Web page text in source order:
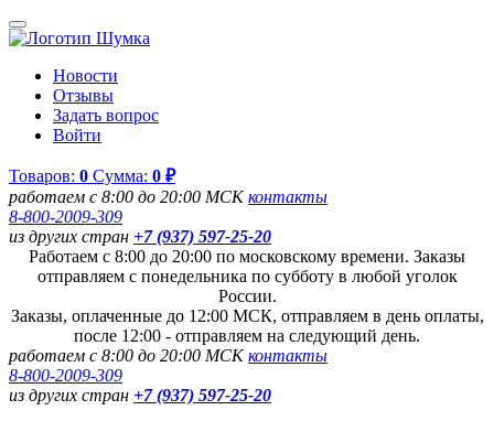
Новости
Отзывы
Задать вопрос
Войти
Товаров: 0 Сумма: 0 ₽
работаем с 8:00 до 20:00 МСКконтакты
8-800-2009-309
из других стран +7 (937) 597-25-20
Работаем с 8:00 до 20:00 по московскому времени. Заказы
отправляем с понедельника по субботу в любой уголок
России.
Заказы, оплаченные до 12:00 МСК, отправляем в день оплаты,
после 12:00 - отправляем на следующий день.
работаем с 8:00 до 20:00 МСКконтакты
8-800-2009-309
из других стран +7 (937) 597-25-20